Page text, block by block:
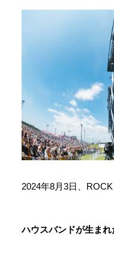
2024年8月3日、
ハウスバンドが生ま